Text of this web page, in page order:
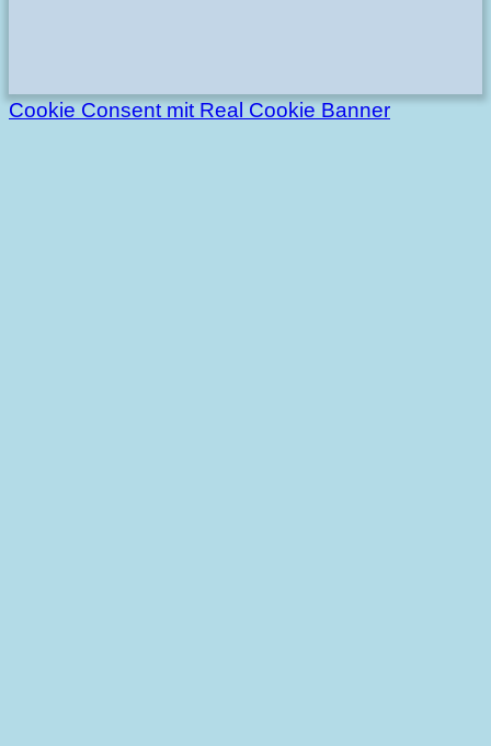
Cookie Consent mit Real Cookie Banner